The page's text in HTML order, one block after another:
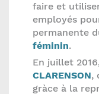
faire et
employés
permanente
féminin.
En juillet
CLARENSON,
gràce à la